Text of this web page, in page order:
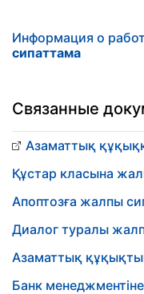
Информация о
сипаттама
Связанные
Азаматтық
Құстар класына
Апоптозға жалпы
Диалог туралы
Азаматтық
Банк